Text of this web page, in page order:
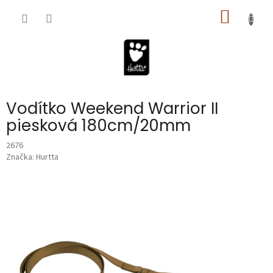
KOŠÍK
Vodítko Weekend Warrior II
piesková 180cm/20mm
2676
Značka: Hurtta